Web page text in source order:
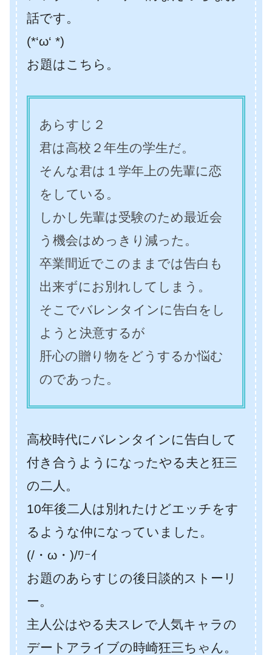
話です。
(*‘ω‘ *)
お題はこちら。
あらすじ２
君は高校２年生の学生だ。
そんな君は１学年上の先輩に恋
をしている。
しかし先輩は受験のため最近会
う機会はめっきり減った。
卒業間近でこのままでは告白も
出来ずにお別れしてしまう。
そこでバレンタインに告白をし
ようと決意するが
肝心の贈り物をどうするか悩む
のであった。
高校時代にバレンタインに告白して
付き合うようになったやる夫と狂三
の二人。
10年後二人は別れたけどエッチをす
るような仲になっていました。
(/・ω・)/ﾜｰｲ
お題のあらすじの後日談的ストーリ
ー。
主人公はやる夫スレで人気キャラの
デートアライブの時崎狂三ちゃん。